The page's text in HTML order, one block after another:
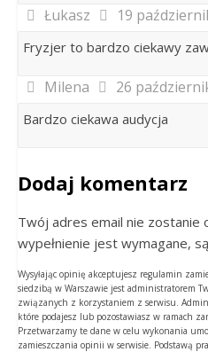
Łukasz 19
Fryzjer to bardzo ciekawy
Milena 26
Bardzo ciekawa audycja
Dodaj komentarz
Twój adres email nie zostanie
wypełnienie jest wymagane,
Wysyłając opinię akceptujesz regulamin
siedzibą w Warszawie jest administratorem
związanych z korzystaniem z serwisu.
które podajesz lub pozostawiasz w ramach
Przetwarzamy te dane w celu wykonania
zamieszczania opinii w serwisie. Podstawą